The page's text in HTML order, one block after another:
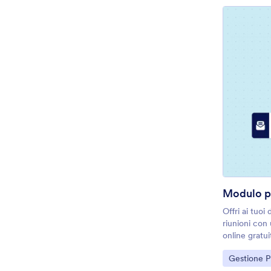
Modulo
Offri ai tuoi
riunioni con
online
Resoconto
la loro
Go to
Gestione